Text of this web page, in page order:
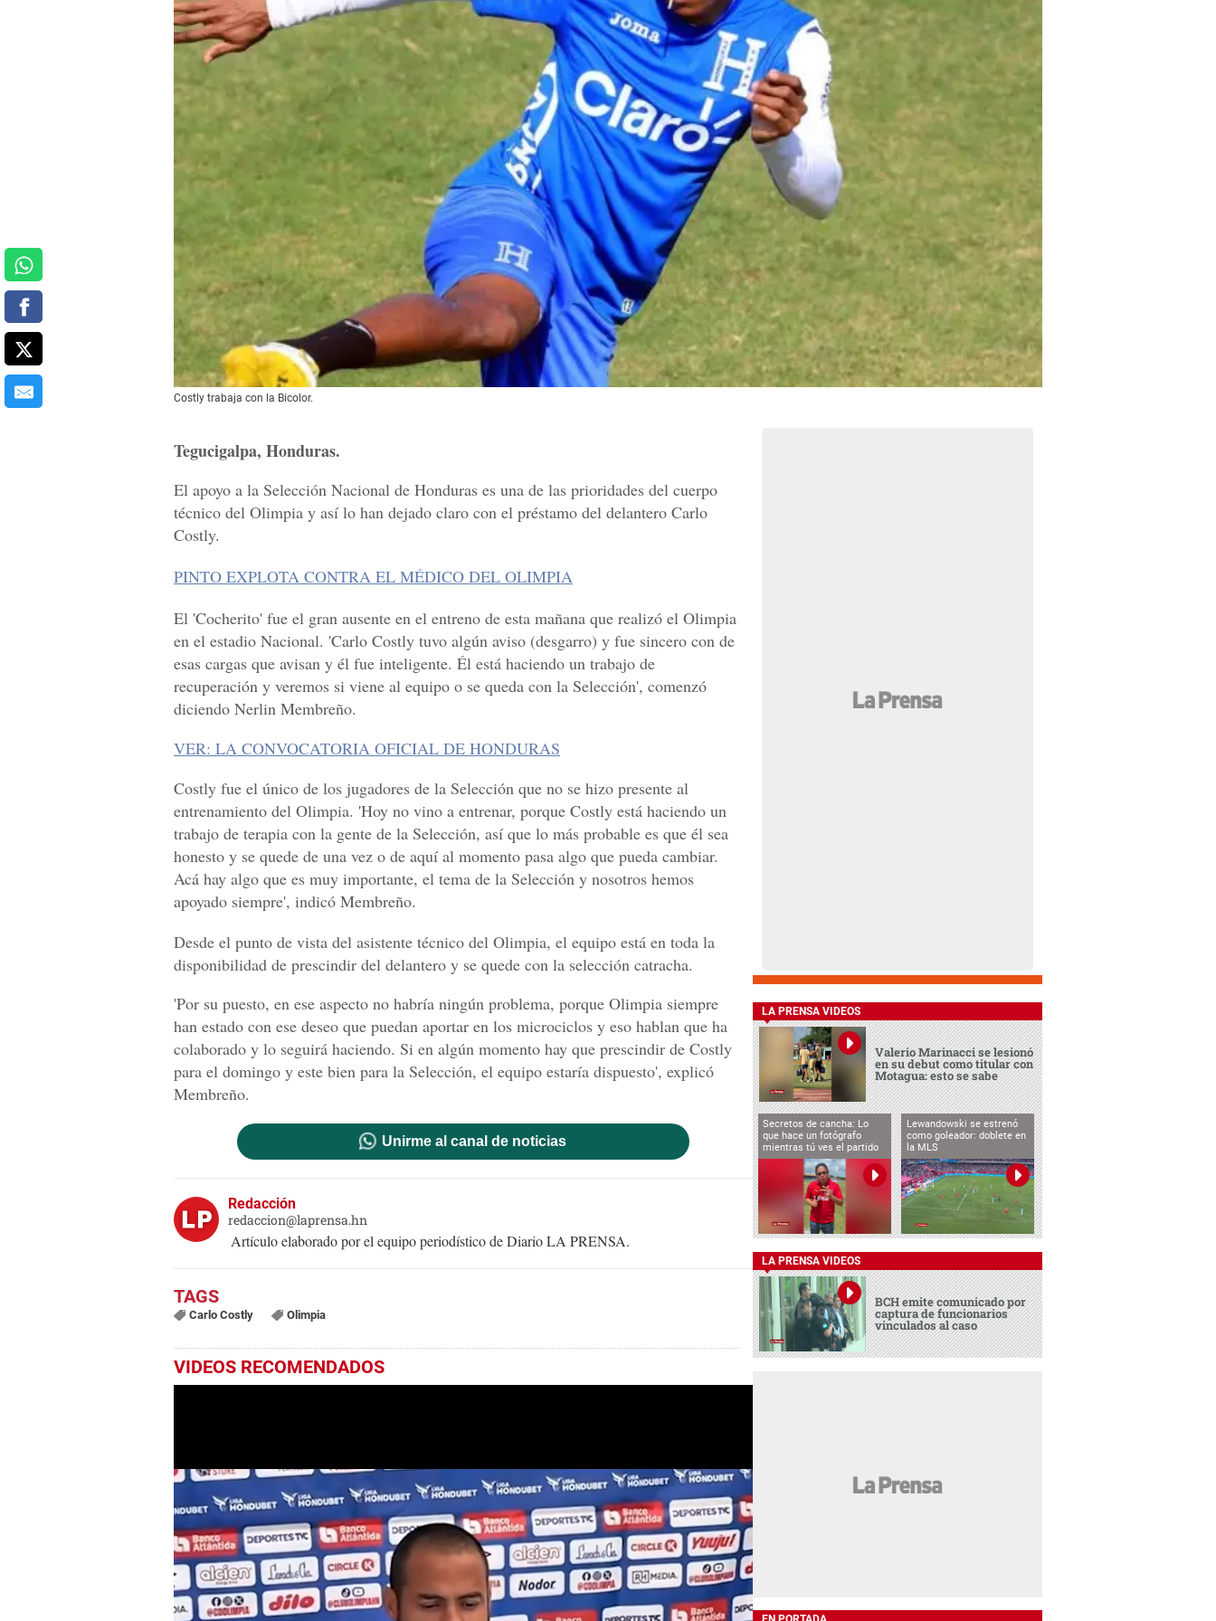
Costly trabaja con la Bicolor.
Tegucigalpa, Honduras.
El apoyo a la Selección Nacional de Honduras es una de las prioridades del cuerpo
técnico del Olimpia y así lo han dejado claro con el préstamo del delantero Carlo
Costly.
PINTO EXPLOTA CONTRA EL MÉDICO DEL OLIMPIA
El 'Cocherito' fue el gran ausente en el entreno de esta mañana que realizó el Olimpia
en el estadio Nacional. 'Carlo Costly tuvo algún aviso (desgarro) y fue sincero con de
esas cargas que avisan y él fue inteligente. Él está haciendo un trabajo de
recuperación y veremos si viene al equipo o se queda con la Selección', comenzó
diciendo Nerlin Membreño.
VER: LA CONVOCATORIA OFICIAL DE HONDURAS
Costly fue el único de los jugadores de la Selección que no se hizo presente al
entrenamiento del Olimpia. 'Hoy no vino a entrenar, porque Costly está haciendo un
trabajo de terapia con la gente de la Selección, así que lo más probable es que él sea
honesto y se quede de una vez o de aquí al momento pasa algo que pueda cambiar.
Acá hay algo que es muy importante, el tema de la Selección y nosotros hemos
apoyado siempre', indicó Membreño.
Desde el punto de vista del asistente técnico del Olimpia, el equipo está en toda la
disponibilidad de prescindir del delantero y se quede con la selección catracha.
'Por su puesto, en ese aspecto no habría ningún problema, porque Olimpia siempre
han estado con ese deseo que puedan aportar en los microciclos y eso hablan que ha
colaborado y lo seguirá haciendo. Si en algún momento hay que prescindir de Costly
para el domingo y este bien para la Selección, el equipo estaría dispuesto', explicó
Membreño.
Unirme al canal de noticias
Redacción
redaccion@laprensa.hn
Artículo elaborado por el equipo periodístico de Diario LA PRENSA.
Carlo Costly Olimpia
VIDEOS RECOMENDADOS
LA PRENSA VIDEOS
Valerio Marinacci se lesionó
en su debut como titular con
Motagua: esto se sabe
Secretos de cancha: Lo
que hace un fotógrafo
mientras tú ves el partido
Lewandowski se estrenó
como goleador: doblete en
la MLS
LA PRENSA VIDEOS
BCH emite comunicado por
captura de funcionarios
vinculados al caso